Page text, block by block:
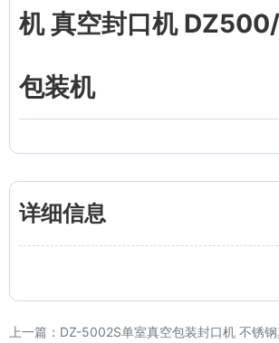
机 真空封口机
包装机
详细信息
上一篇： DZ-5002S单室真空包装封口机 不锈